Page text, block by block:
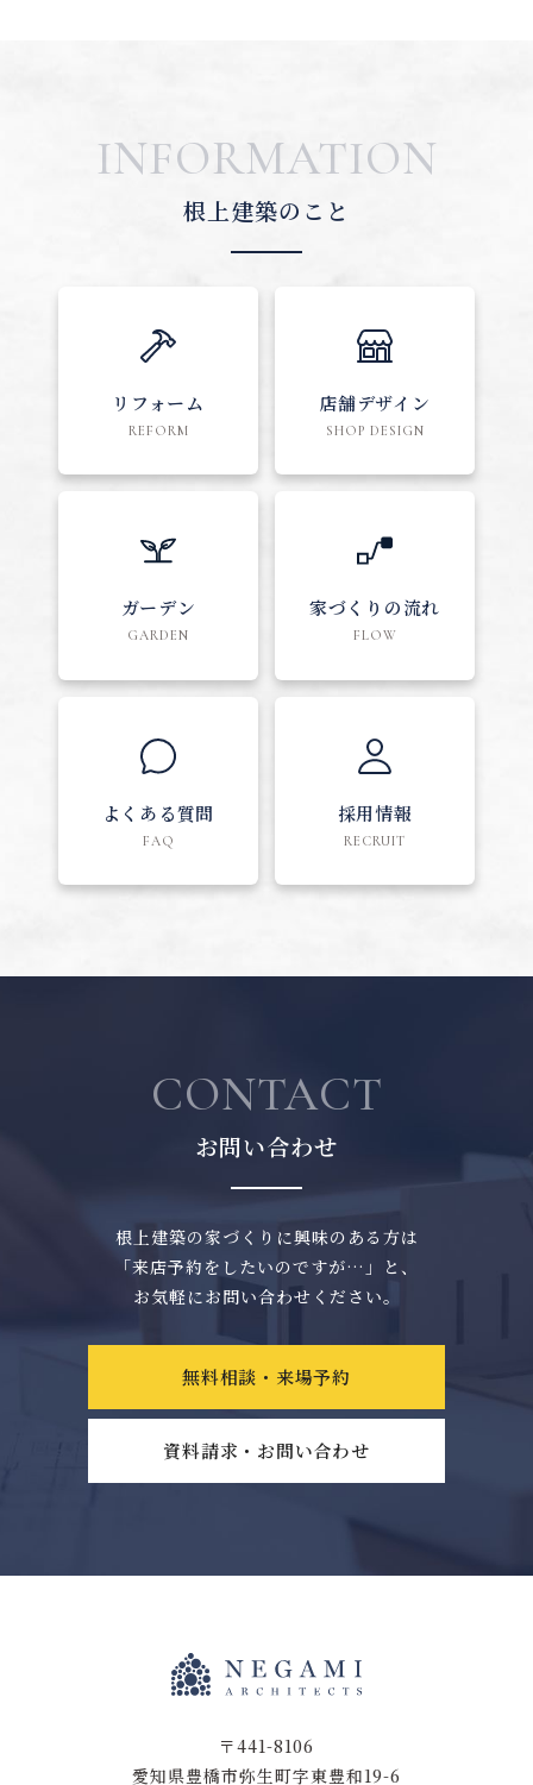
INFORMATION
根上建築のこと
リフォーム
REFORM
店舗デザイン
SHOP DESIGN
ガーデン
GARDEN
家づくりの流れ
FLOW
よくある質問
FAQ
採用情報
RECRUIT
CONTACT
お問い合わせ
根上建築の家づくりに興味のある方は
「来店予約をしたいのですが…」と、
お気軽にお問い合わせください。
無料相談・来場予約
資料請求・お問い合わせ
〒441-8106
愛知県豊橋市弥生町字東豊和19-6